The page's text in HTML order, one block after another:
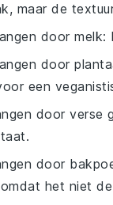
maar de
door melk:
door
een
door verse
door
het niet